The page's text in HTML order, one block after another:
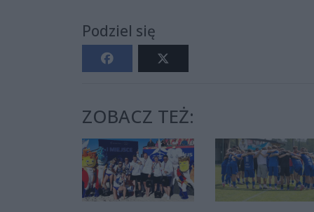
Podziel się
ZOBACZ TEŻ: